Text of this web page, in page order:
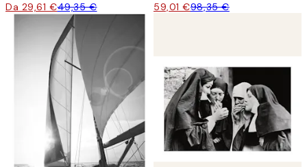
Da 29,61 €49,35 € 59,01 €98,35 €